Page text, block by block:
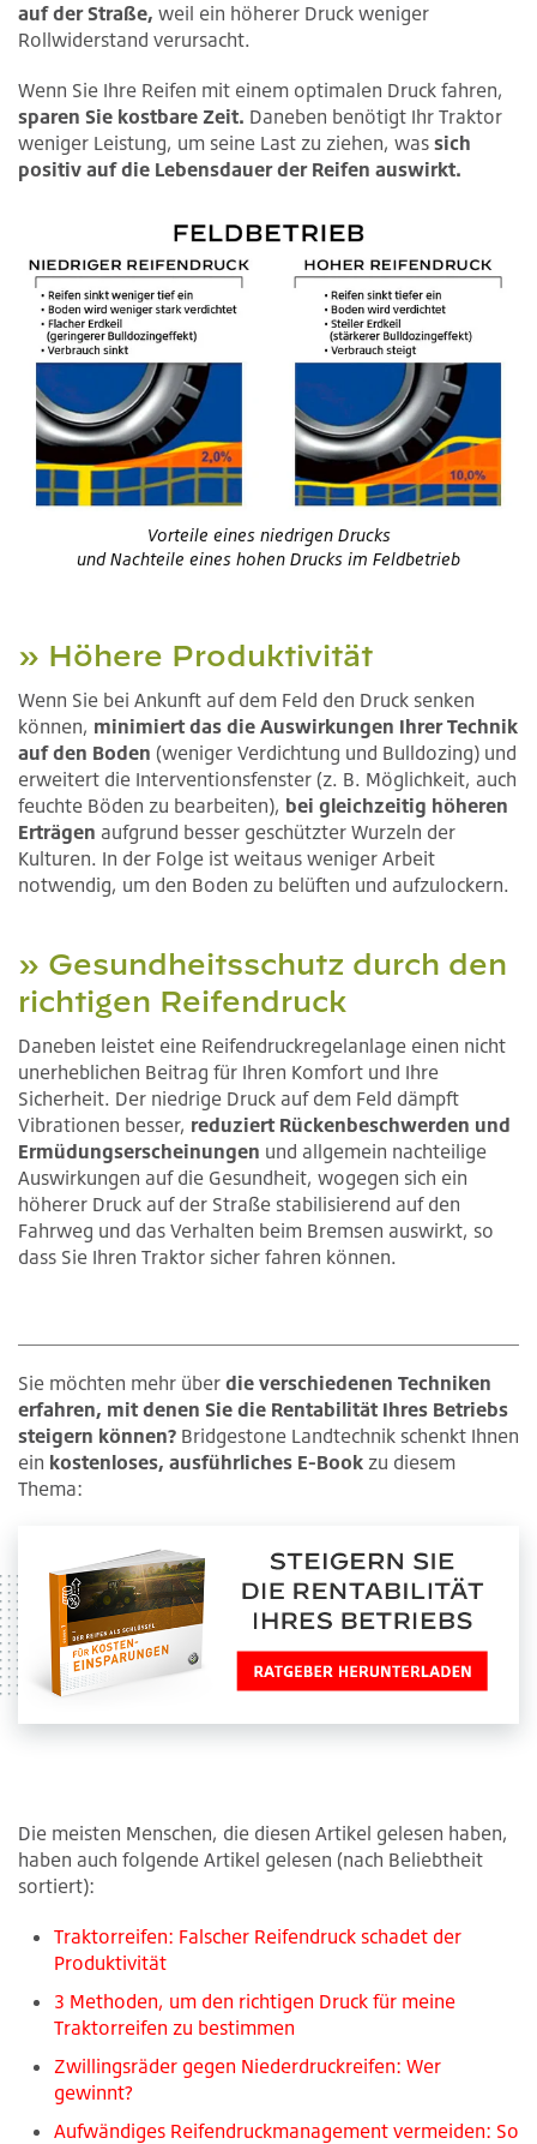
auf der Straße, weil ein höherer Druck weniger
Rollwiderstand verursacht.
Wenn Sie Ihre Reifen mit einem optimalen Druck fahren,
sparen Sie kostbare Zeit. Daneben benötigt Ihr Traktor
weniger Leistung, um seine Last zu ziehen, was sich
positiv auf die Lebensdauer der Reifen auswirkt.
Vorteile eines niedrigen Drucks
und Nachteile eines hohen Drucks im Feldbetrieb
» Höhere Produktivität
Wenn Sie bei Ankunft auf dem Feld den Druck senken
können, minimiert das die Auswirkungen Ihrer Technik
auf den Boden (weniger Verdichtung und Bulldozing) und
erweitert die Interventionsfenster (z. B. Möglichkeit, auch
feuchte Böden zu bearbeiten), bei gleichzeitig höheren
Erträgen aufgrund besser geschützter Wurzeln der
Kulturen. In der Folge ist weitaus weniger Arbeit
notwendig, um den Boden zu belüften und aufzulockern.
» Gesundheitsschutz durch den
richtigen Reifendruck
Daneben leistet eine Reifendruckregelanlage einen nicht
unerheblichen Beitrag für Ihren Komfort und Ihre
Sicherheit. Der niedrige Druck auf dem Feld dämpft
Vibrationen besser, reduziert Rückenbeschwerden und
Ermüdungserscheinungen und allgemein nachteilige
Auswirkungen auf die Gesundheit, wogegen sich ein
höherer Druck auf der Straße stabilisierend auf den
Fahrweg und das Verhalten beim Bremsen auswirkt, so
dass Sie Ihren Traktor sicher fahren können.
Sie möchten mehr über die verschiedenen Techniken
erfahren, mit denen Sie die Rentabilität Ihres Betriebs
steigern können? Bridgestone Landtechnik schenkt Ihnen
ein kostenloses, ausführliches E-Book zu diesem
Thema:
Die meisten Menschen, die diesen Artikel gelesen haben,
haben auch folgende Artikel gelesen (nach Beliebtheit
sortiert):
Traktorreifen: Falscher Reifendruck schadet der
Produktivität
3 Methoden, um den richtigen Druck für meine
Traktorreifen zu bestimmen
Zwillingsräder gegen Niederdruckreifen: Wer
gewinnt?
Aufwändiges Reifendruckmanagement vermeiden: So